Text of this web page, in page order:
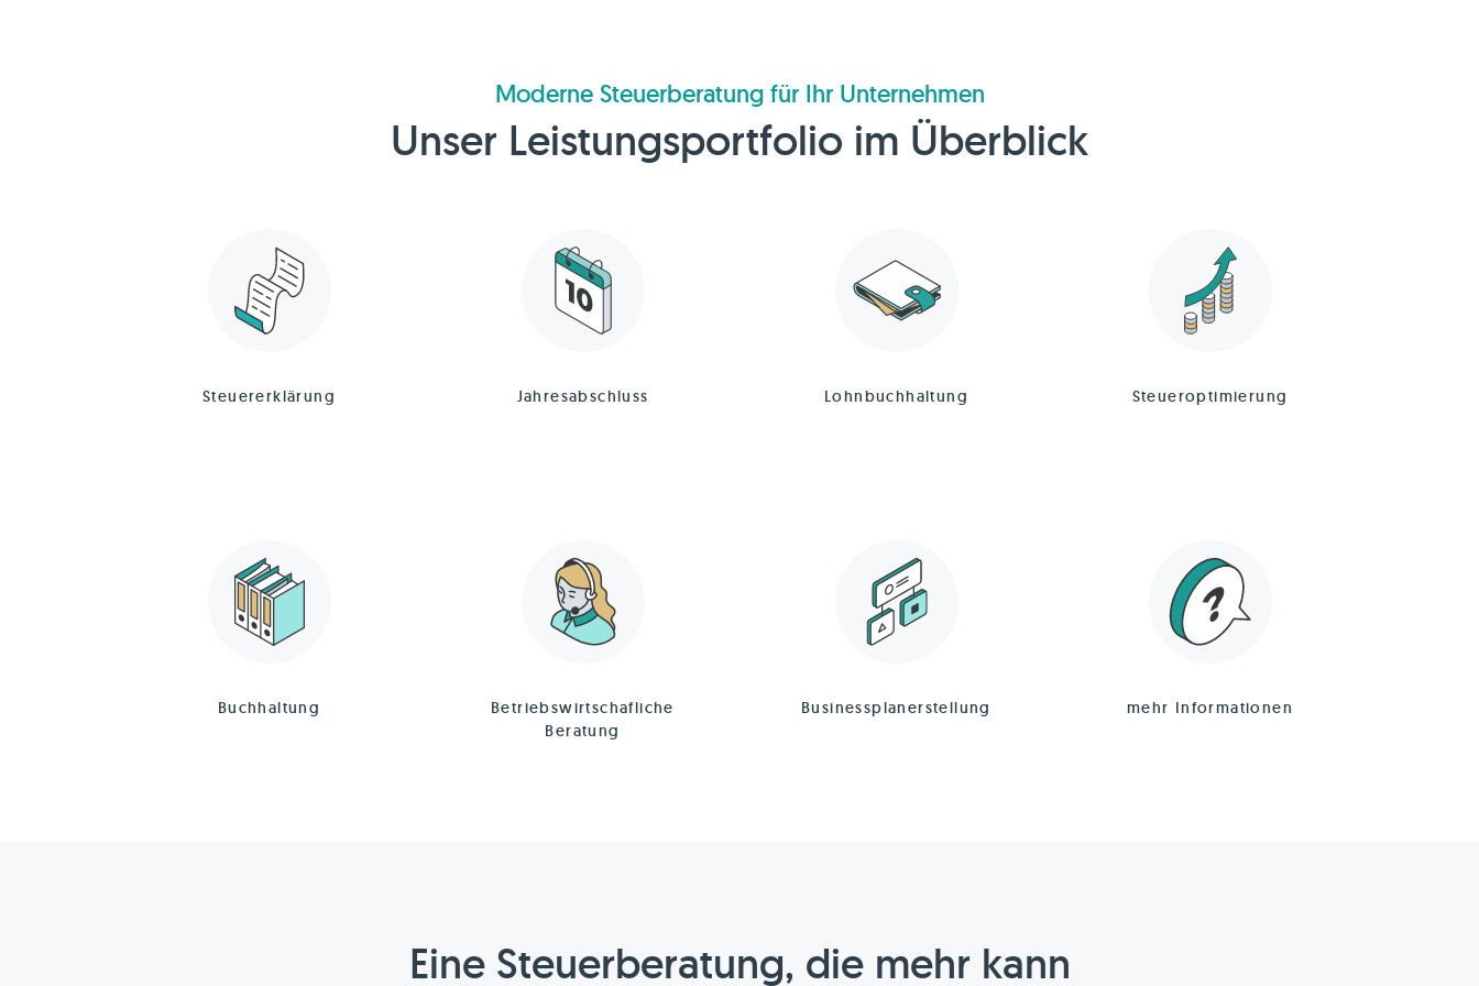
Moderne Steuerberatung für Ihr Unternehmen
Unser Leistungsportfolio im Überblick
Steuererklärung Jahresabschluss Lohnbuchhaltung Steueroptimierung
Buchhaltung
Betriebswirtschafliche
Beratung
Businessplanerstellung mehr Informationen
Eine Steuerberatung, die mehr kann